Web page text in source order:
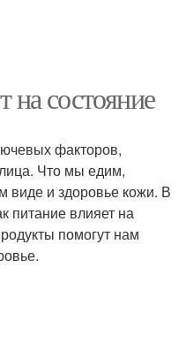
на состояние
факторов,
Что мы едим,
и здоровье кожи. В
питание влияет на
помогут нам